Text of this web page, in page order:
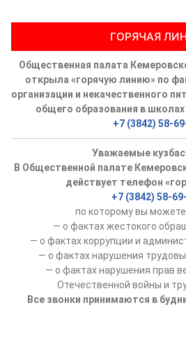
ГОРЯЧАЯ
Общественная палата
открыла «горячую линию» по
организации и некачественного
общего образования в
+7 (3842) 58-
Уважаемые
В Общественной палате
действует телефон
+7 (3842) 58-
по которому вы
— о фактах жестокого
— о фактах коррупции и
— о фактах нарушения
— о фактах нарушения прав
Отечественной войны и
Все звонки принимаются в